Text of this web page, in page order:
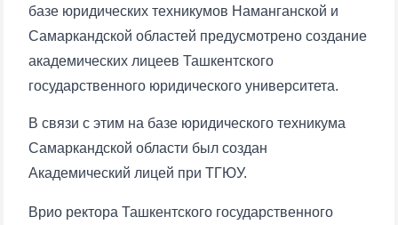
базе юридических техникумов Наманганской и
Самаркандской областей предусмотрено создание
академических лицеев Ташкентского
государственного юридического университета.
В связи с этим на базе юридического техникума
Самаркандской области был создан
Академический лицей при ТГЮУ.
Врио ректора Ташкентского государственного